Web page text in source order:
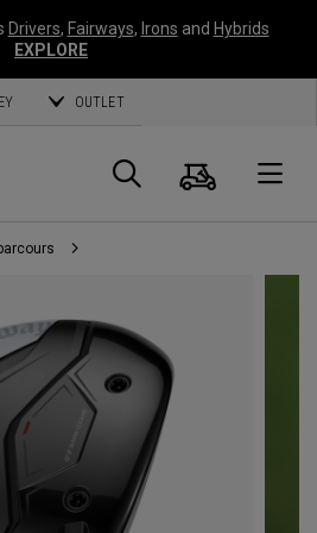
Drivers, Fairways, Irons and Hybrids
EXPLORE
OUTLET
Panier